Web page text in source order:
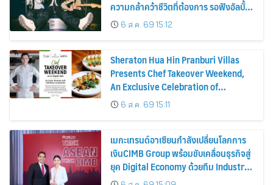
ความกล้าคว้าชีวิตที่ต้องการ รอฟังอัลบั้ม
THANK GOD IT’S ALMOST MONDAY
พร้อมกัน 9 ก.ย. นี้
6 ส.ค. 69 15:12
Sheraton Hua Hin Pranburi Villas
Presents Chef Takeover Weekend,
An Exclusive Celebration of
Authentic Italian Cuisine
6 ส.ค. 69 15:11
เมกะเทรนด์อาเซียนกำลังเปลี่ยนโลกการ
เงินCIMB Group พร้อมขับเคลื่อนธุรกิจสู่
ยุค Digital Economy ด้วยทีม Industry
Specialists